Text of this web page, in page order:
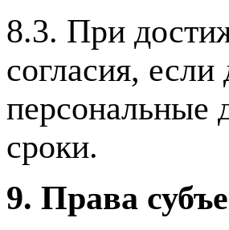
8.3. При
согласия,
персональные
сроки.
9. Права